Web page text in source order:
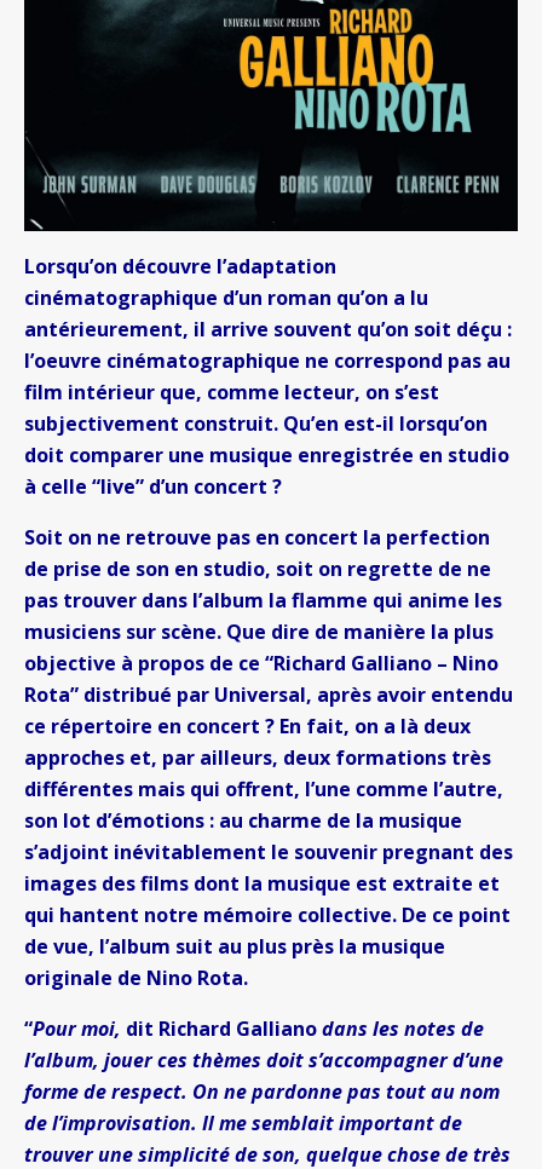
Lorsqu’on découvre l’adaptation
cinématographique d’un roman qu’on a lu
antérieurement, il arrive souvent qu’on soit déçu :
l’oeuvre cinématographique ne correspond pas au
film intérieur que, comme lecteur, on s’est
subjectivement construit. Qu’en est-il lorsqu’on
doit comparer une musique enregistrée en studio
à celle “live” d’un concert ?
Soit on ne retrouve pas en concert la perfection
de prise de son en studio, soit on regrette de ne
pas trouver dans l’album la flamme qui anime les
musiciens sur scène. Que dire de manière la plus
objective à propos de ce “Richard Galliano – Nino
Rota” distribué par Universal, après avoir entendu
ce répertoire en concert ? En fait, on a là deux
approches et, par ailleurs, deux formations très
différentes mais qui offrent, l’une comme l’autre,
son lot d’émotions : au charme de la musique
s’adjoint inévitablement le souvenir pregnant des
images des films dont la musique est extraite et
qui hantent notre mémoire collective. De ce point
de vue, l’album suit au plus près la musique
originale de Nino Rota.
“Pour moi, dit Richard Gallianodans les notes de
l’album, jouer ces thèmes doit s’accompagner d’une
forme de respect. On ne pardonne pas tout au nom
de l’improvisation. Il me semblait important de
trouver une simplicité de son, quelque chose de très